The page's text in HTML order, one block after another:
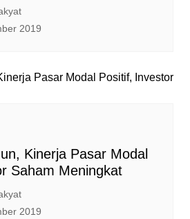
2019
Kinerja Pasar Modal
Saham Meningkat
2019